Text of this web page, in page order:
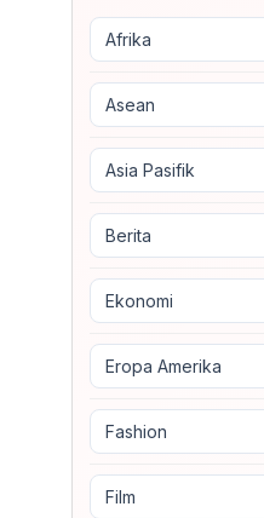
Afrika
Asean
Asia Pasifik
Berita
Ekonomi
Eropa Amerika
Fashion
Film